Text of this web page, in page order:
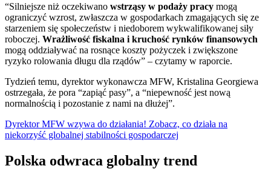
“Silniejsze niż oczekiwano wstrząsy w podaży pracy mogą
ograniczyć wzrost, zwłaszcza w gospodarkach zmagających się ze
starzeniem się społeczeństw i niedoborem wykwalifikowanej siły
roboczej. Wrażliwość fiskalna i kruchość rynków finansowych
mogą oddziaływać na rosnące koszty pożyczek i zwiększone
ryzyko rolowania długu dla rządów” – czytamy w raporcie.
Tydzień temu, dyrektor wykonawcza MFW, Kristalina Georgiewa
ostrzegała, że pora “zapiąć pasy”, a “niepewność jest nową
normalnością i pozostanie z nami na dłużej”.
Dyrektor MFW wzywa do działania! Zobacz, co działa na
niekorzyść globalnej stabilności gospodarczej
Polska odwraca globalny trend